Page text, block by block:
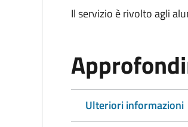
Il servizio è rivolto agli
Ulteriori informazioni